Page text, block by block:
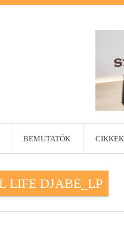
BEMUTATÓK CIKKEK
LIFE DJABE_LP